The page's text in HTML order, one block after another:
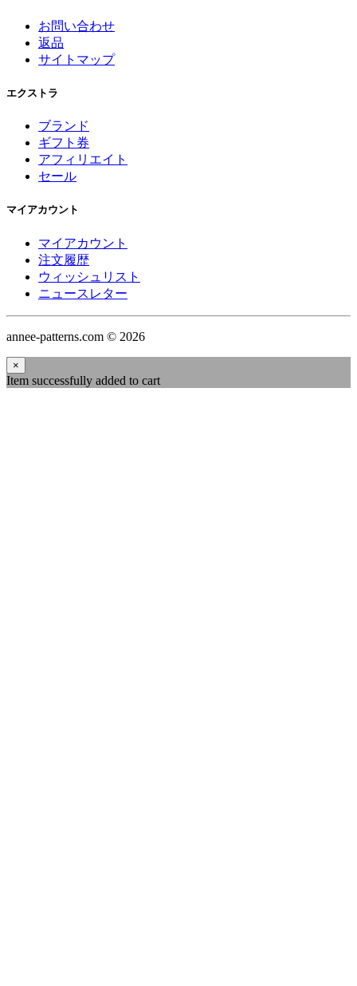
お問い合わせ
返品
サイトマップ
エクストラ
ブランド
ギフト券
アフィリエイト
セール
マイアカウント
マイアカウント
注文履歴
ウィッシュリスト
ニュースレター
annee-patterns.com © 2026
×
Item successfully added to cart